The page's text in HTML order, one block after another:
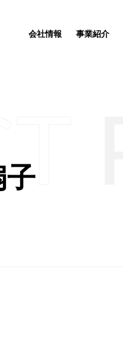
会社情報
会社概要
事業紹介
完全特注グッズ制作事業
バッグ
ケージを並べるとアートが完
子